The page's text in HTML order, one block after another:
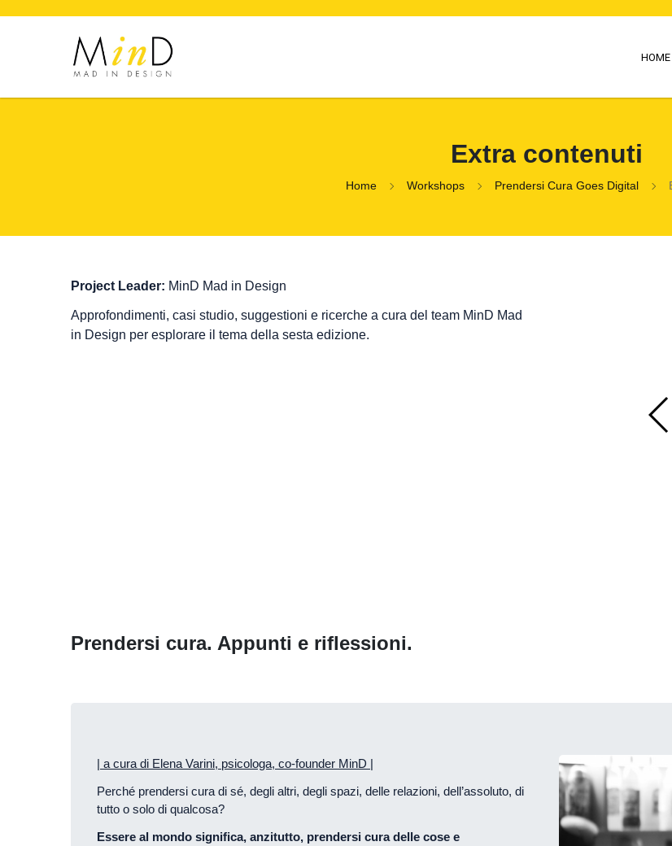
HOME
Extra contenuti
Home Workshops Prendersi Cura Goes Digital
Project Leader: MinD Mad in Design
Approfondimenti, casi studio, suggestioni e ricerche a cura del team MinD Mad
in Design per esplorare il tema della sesta edizione.
Prendersi cura. Appunti e riflessioni.
| a cura di Elena Varini, psicologa, co-founder MinD |
Perché prendersi cura di sé, degli altri, degli spazi, delle relazioni, dell’assoluto, di
tutto o solo di qualcosa?
Essere al mondo significa, anzitutto, prendersi cura delle cose e